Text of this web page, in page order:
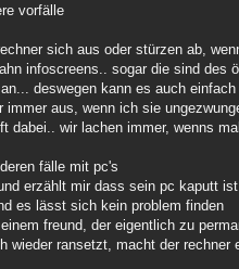
vorfälle
sich aus oder stürzen ab,
infoscreens.. sogar die sind des
deswegen kann es auch
immer aus, wenn ich sie
dabei.. wir lachen immer, wenns
fälle mit pc's
erzählt mir dass sein pc kaputt ist
es lässt sich kein problem finden
freund, der eigentlich zu
wieder ransetzt, macht der